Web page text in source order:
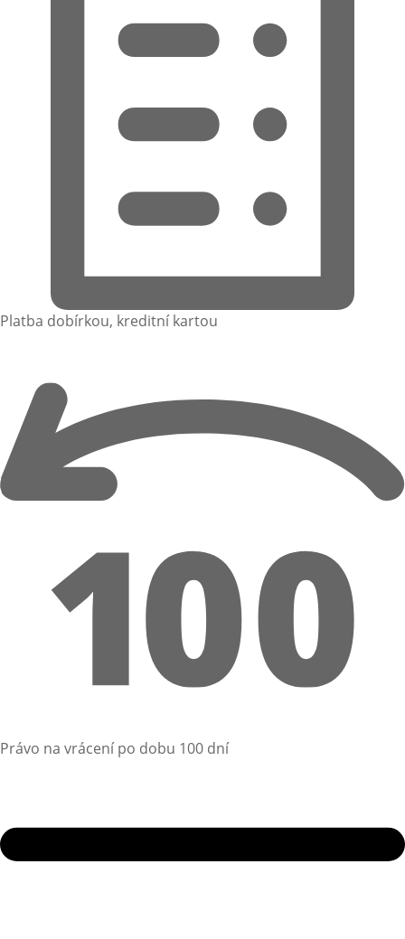
Platba dobírkou, kreditní kartou
Právo na vrácení po dobu 100 dní